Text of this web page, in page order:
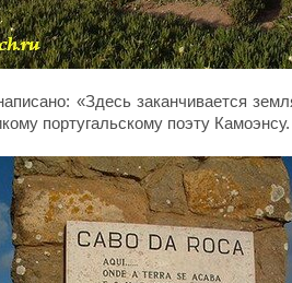
«Здесь заканчивается
португальскому поэту Камоэнсу.